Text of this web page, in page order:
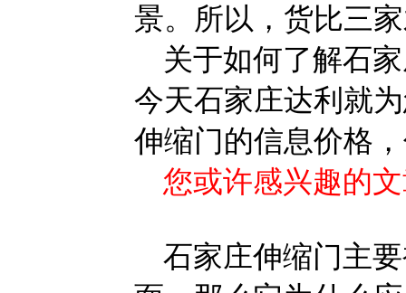
景。所以，货比三
关于如何了解石
今天石家庄达利就
伸缩门的信息价格
您或许感兴趣的
石家庄伸缩门主